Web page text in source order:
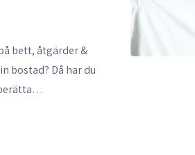
bett, åtgärder &
bostad? Då har du